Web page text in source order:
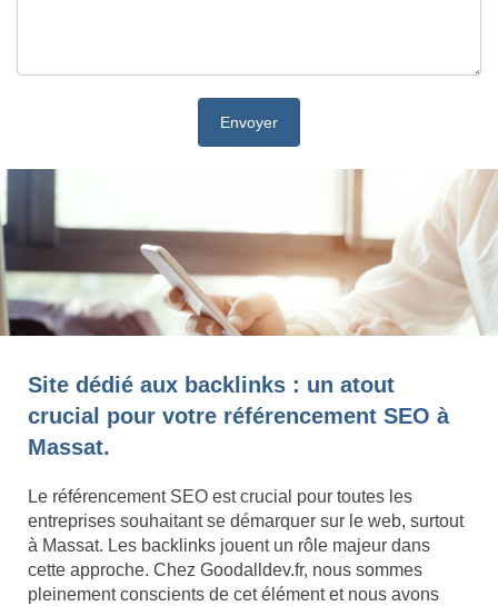
Site dédié aux backlinks : un atout
crucial pour votre référencement SEO à
Massat.
Le référencement SEO est crucial pour toutes les
entreprises souhaitant se démarquer sur le web, surtout
à Massat. Les backlinks jouent un rôle majeur dans
cette approche. Chez Goodalldev.fr, nous sommes
pleinement conscients de cet élément et nous avons